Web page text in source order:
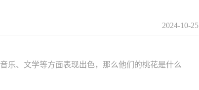
2024-10-25
乐、文学等方面表现出色，那么他们的桃花是什么